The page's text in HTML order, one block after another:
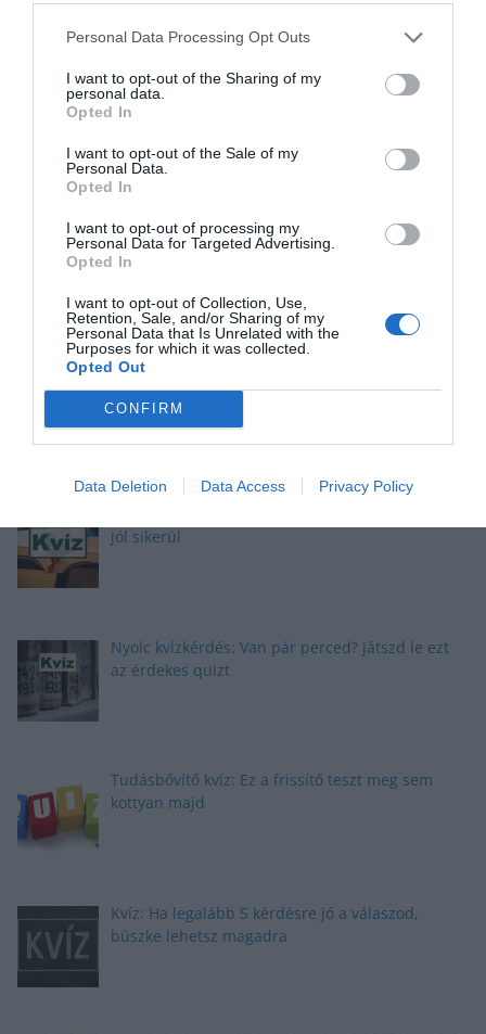
Personal Data Processing Opt Outs
I want to opt-out of the Sharing of my
personal data.
Opted In
I want to opt-out of the Sale of my
Personal Data.
Opted In
I want to opt-out of processing my
Personal Data for Targeted Advertising.
Opted In
I want to opt-out of Collection, Use,
Retention, Sale, and/or Sharing of my
Personal Data that Is Unrelated with the
Purposes for which it was collected.
Opted Out
CONFIRM
Data Deletion Data Access Privacy Policy
Kvíz kérdések: Egy kicsi szórakozásra vágysz? Ezt
Tudáspróba kvíz: Itt egy új teszt. Csak most és
csak neked!
fejtörő nélkül
jól sikerül
Nyolc kvízkérdés: Van pár perced? Játszd le ezt
az érdekes quizt
Tudásbővítő kvíz: Ez a frissítő teszt meg sem
kottyan majd
Kvíz: Ha legalább 5 kérdésre jó a válaszod,
büszke lehetsz magadra